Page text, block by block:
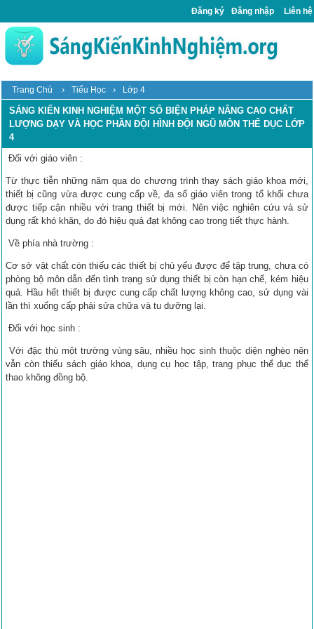
Đăng ký Đăng nhập Liên hệ
Trang Chủ › Tiểu Học › Lớp 4
SÁNG KIẾN KINH NGHIỆM MỘT SỐ BIỆN PHÁP NÂNG CAO CHẤT
LƯỢNG DẠY VÀ HỌC PHẦN ĐỘI HÌNH ĐỘI NGŨ MÔN THỂ DỤC LỚP
4
Đối với giáo viên :
Từ thực tiễn những năm qua do chương trình thay sách giáo khoa mới,
thiết bị cũng vừa được cung cấp về, đa số giáo viên trong tổ khối chưa
được tiếp cận nhiều với trang thiết bị mới. Nên việc nghiên cứu và sử
dụng rất khó khăn, do đó hiệu quả đạt không cao trong tiết thực hành.
Về phía nhà trường :
Cơ sở vật chất còn thiếu các thiết bị chủ yếu được để tập trung, chưa có
phòng bộ môn dẫn đến tình trạng sử dụng thiết bị còn hạn chế, kém hiệu
quả. Hầu hết thiết bị được cung cấp chất lượng không cao, sử dụng vài
lần thì xuống cấp phải sửa chữa và tu dưỡng lại.
Đối với học sinh :
Với đặc thù một trường vùng sâu, nhiều học sinh thuộc diện nghèo nên
vẫn còn thiếu sách giáo khoa, dụng cụ học tập, trang phục thể dục thể
thao không đồng bộ.